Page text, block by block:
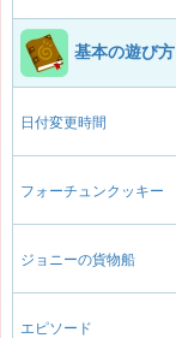
基本の遊び方
日付変更時間
フォーチュンクッキー
ジョニーの貨物船
エピソード